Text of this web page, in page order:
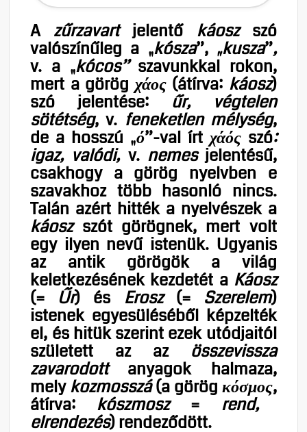
A zűrzavartjelentő káoszszó
valószínűleg a „kósza”,„kusza”,
v. a „kócos” szavunkkal rokon,
mert a görögχάος(átírva: káosz)
szó jelentése: űr, végtelen
sötétség, v. feneketlen mélység,
de a hosszú „ό”-val írtχάόςszó:
igaz, valódi, v.nemesjelentésű,
csakhogy a görög nyelvben e
szavakhoz több hasonló nincs.
Talán azért hitték a nyelvészek a
káosz szót görögnek, mert volt
egy ilyen nevű istenük. Ugyanis
az antik görögök a világ
keletkezésének kezdetét a Káosz
(= Űr) és Erosz (= Szerelem)
istenek egyesüléséből képzelték
el, és hitük szerint ezek utódjaitól
született az az összevissza
zavarodottanyagok halmaza,
melykozmosszá(a görög κόσμος,
átírva: kószmosz= rend,
elrendezés) rendeződött.